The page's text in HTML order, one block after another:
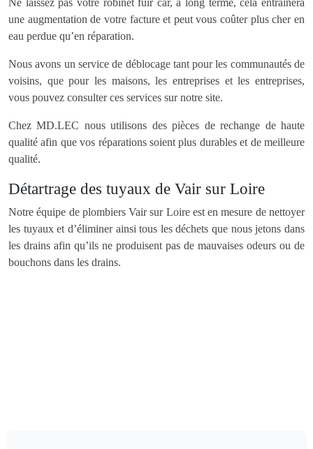
une augmentation de votre facture et peut vous coûter plus cher en
eau perdue qu’en réparation.
Nous avons un service de déblocage tant pour les communautés de
voisins, que pour les maisons, les entreprises et les entreprises,
vous pouvez consulter ces services sur notre site.
Chez MD.LEC nous utilisons des pièces de rechange de haute
qualité afin que vos réparations soient plus durables et de meilleure
qualité.
Détartrage des tuyaux de Vair sur Loire
Notre équipe de plombiers Vair sur Loire est en mesure de nettoyer
les tuyaux et d’éliminer ainsi tous les déchets que nous jetons dans
les drains afin qu’ils ne produisent pas de mauvaises odeurs ou de
bouchons dans les drains.